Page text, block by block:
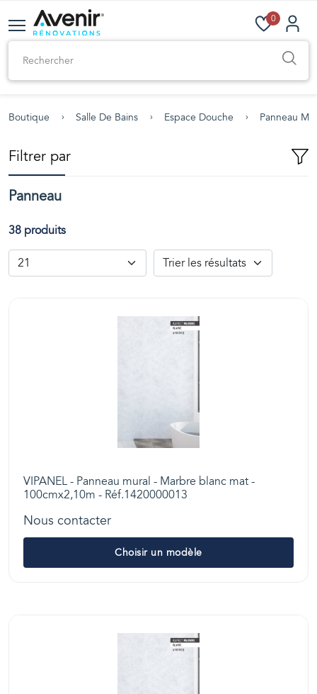
0
Boutique Salle De Bains Espace Douche Panneau
Filtrer par
Panneau
38 produits
VIPANEL - Panneau mural - Marbre blanc mat -
100cmx2,10m - Réf.1420000013
Nous contacter
Choisir un modèle